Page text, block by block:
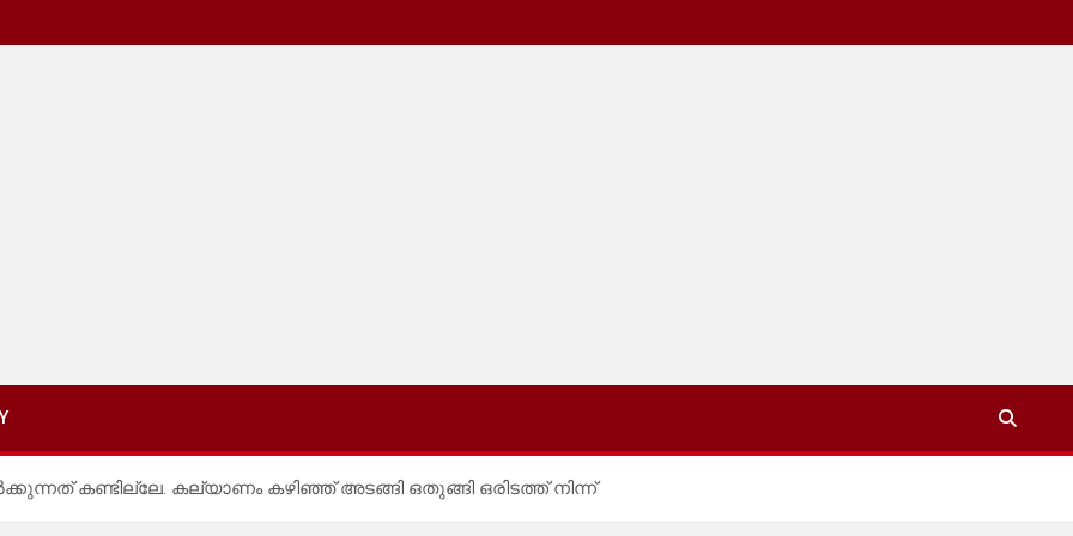
കണ്ടില്ലേ. കല്യാണം കഴിഞ്ഞ് അടങ്ങി ഒതുങ്ങി ഒരിടത്ത് നിന്ന്